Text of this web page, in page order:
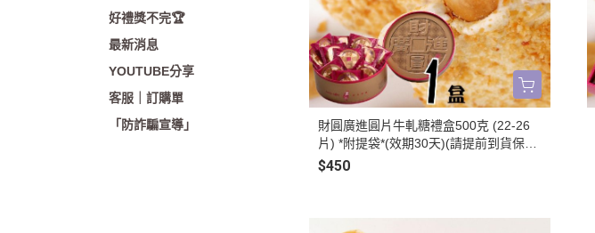
好禮獎不完🏆
最新消息
YOUTUBE分享
客服｜訂購單
「防詐騙宣導」
財圓廣進圓片牛軋糖禮盒500克 (22-26
片) *附提袋*(效期30天)(請提前到貨保留
配送緩衝)
$450